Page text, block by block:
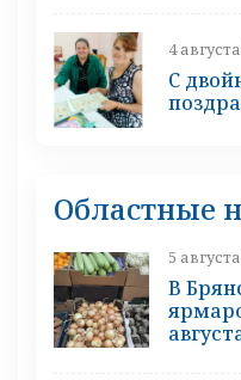
4
С
Областные
5
В